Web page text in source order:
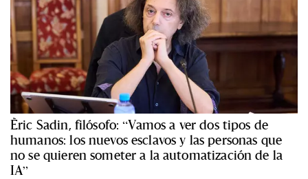
Èric Sadin, filósofo: “Vamos a ver dos tipos de
humanos: los nuevos esclavos y las personas que
no se quieren someter a la automatización de la
IA”